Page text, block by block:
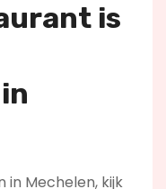
is
in Mechelen, kijk